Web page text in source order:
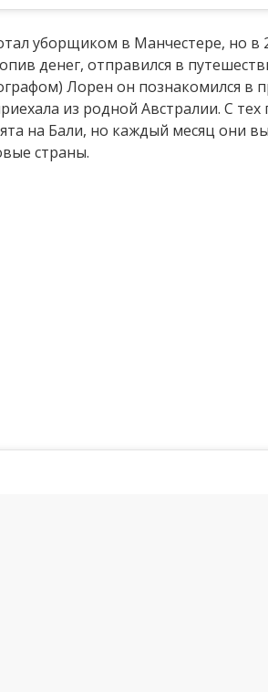
уборщиком в Манчестере, но в
денег, отправился в
Лорен он познакомился в
из родной Австралии. С тех
на Бали, но каждый месяц они
страны.